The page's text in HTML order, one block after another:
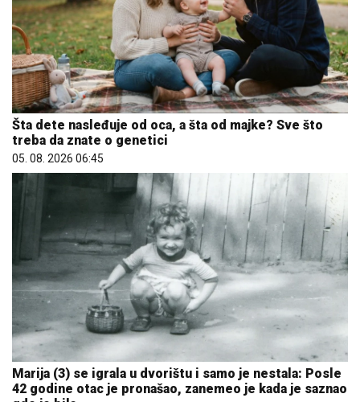
Šta dete nasleđuje od oca, a šta od majke? Sve što
treba da znate o genetici
05. 08. 2026 06:45
Marija (3) se igrala u dvorištu i samo je nestala: Posle
42 godine otac je pronašao, zanemeo je kada je saznao